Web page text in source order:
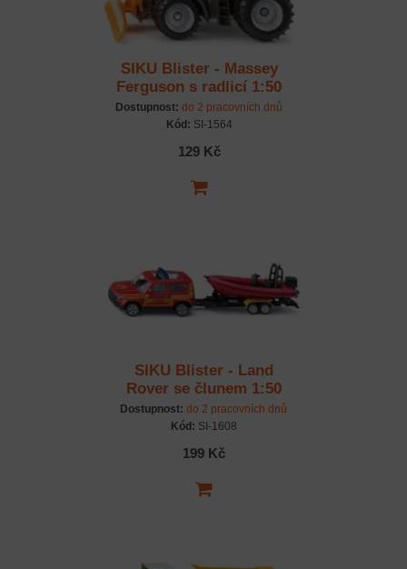
SIKU Blister - Massey
Ferguson s radlicí 1:50
Dostupnost: do 2 pracovních dnů
Kód: SI-1564
129 Kč
SIKU Blister - Land
Rover se člunem 1:50
Dostupnost: do 2 pracovních dnů
Kód: SI-1608
199 Kč